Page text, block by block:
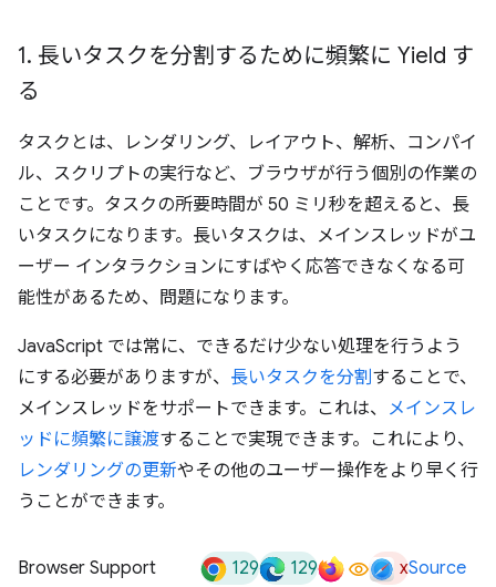
1. 長いタスクを分割するために頻繁に Yield す
る
タスクとは、レンダリング、レイアウト、解析、コンパイ
ル、スクリプトの実行など、ブラウザが行う個別の作業の
ことです。タスクの所要時間が 50 ミリ秒を超えると、長
いタスクになります。 長いタスクは、メインスレッドがユ
ーザー インタラクションにすばやく応答できなくなる可
能性があるため、問題になります。
JavaScript では常に、できるだけ少ない処理を行うよう
にする必要がありますが、 長いタスクを分割することで、
メインスレッドをサポートできます。これは、 メインスレ
ッドに頻繁に譲渡することで実現できます。これにより、
レンダリングの更新やその他のユーザー操作をより早く行
うことができます。
Browser Support 129 129 xSource